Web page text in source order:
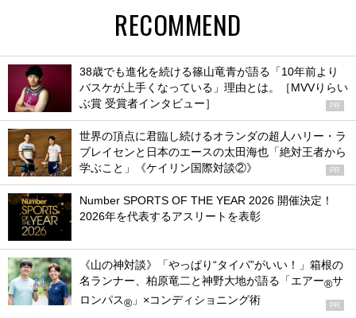
RECOMMEND
38歳でも進化を続ける篠山竜青が語る「10年前より
バスケが上手くなっている」理由とは。［MVVりらい
ぶ賞 受賞者インタビュー］
PR
世界の頂点に君臨し続けるオランダの超人ハリー・ラ
ブレイセンと日本のエースの太田海也「絶対王者から
学ぶこと」《ケイリン国際対談②》
PR
Number SPORTS OF THE YEAR 2026 開催決定！
2026年を代表するアスリートを表彰
《山の神対談》「やっぱり“タイパ”がいい！」箱根の
名ランナー、柏原竜二と神野大地が語る「エアー®サ
ロンパス® 」×コンディショニング術 PR